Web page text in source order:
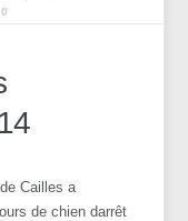
0
Cailles a
de chien darrêt